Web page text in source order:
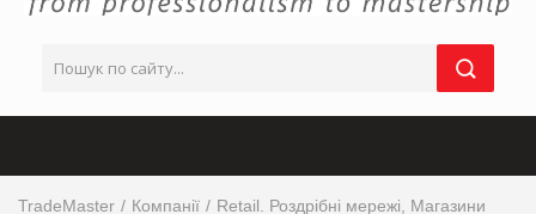
TradeMaster Компанії
Retail. Роздрібні мережі, Магазини